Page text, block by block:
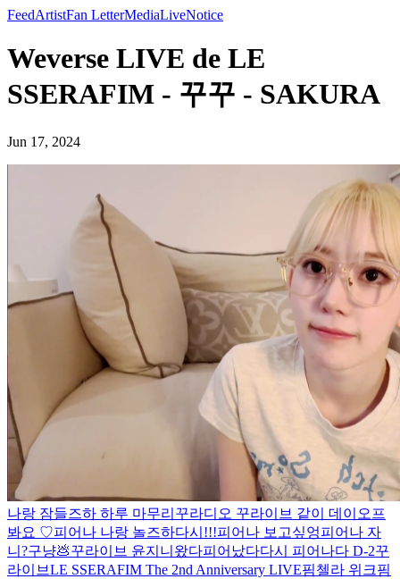
FeedArtistFan LetterMediaLiveNotice
Weverse LIVE de LE
SSERAFIM - 꾸꾸 - SAKURA
Jun 17, 2024
나랑 잠들즈하 하루 마무리 꾸라디오 꾸라이브 같이 데이오프
봐요 ♡피어나 나랑 놀즈하다시!!!피어나 보고싶엉피어나 자
니?구냥💩꾸라이브 윤지니왔다피어났다다시 피어나다 D-2꾸
라이브LE SSERAFIM The 2nd Anniversary LIVE핌첼라 위크핌